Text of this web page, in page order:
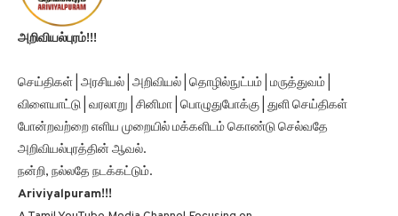
அறிவியல்புரம்!!!
செய்திகள் | அரசியல் | அறிவியல் | தொழில்நுட்பம் | மருத்துவம் |
விளையாட்டு | வரலாறு | சினிமா | பொழுதுபோக்கு | துளி செய்திகள்
போன்றவற்றை எளிய முறையில் மக்களிடம் கொண்டு செல்வதே
அறிவியல்புரத்தின் ஆவல்.
நன்றி, நல்லதே நடக்கட்டும்.
Ariviyalpuram!!!